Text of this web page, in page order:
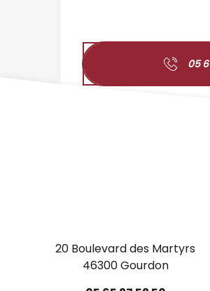
05
20 Boulevard des Martyrs
46300 Gourdon